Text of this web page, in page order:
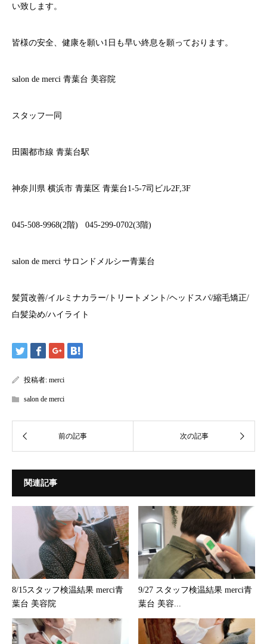
い致します。
皆様の安全、健康を願い1 日も早い終息を願っております。
salon de merci 青葉台 美容院
スタッフ一同
田園都市線 青葉台駅
神奈川県 横浜市 青葉区 青葉台1-5-7司ビル2F,3F
045-508-9968(2 階) 045-299-0702(3階)
salon de merci サロンドメルシー青葉台
髪質改善/イルミナカラー/ トリートメント /ヘッドスパ/縮毛矯正/
白髪染め/ハイライト
投稿者: merci
salon de merci
関連記事
8/15スタッフ検温結果 merci青
葉台 美容院
9/27 スタッフ検温結果 merci青
葉台 美容...